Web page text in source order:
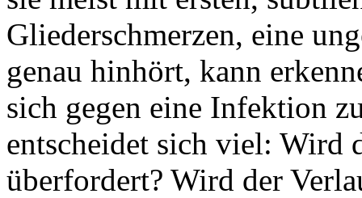
Gliederschmerzen, eine
genau hinhört, kann
sich gegen eine Infektion
entscheidet sich viel: Wird
überfordert? Wird der